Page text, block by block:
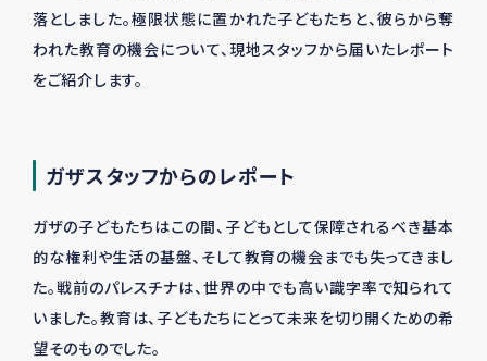
落としました。極限状態に置かれた子どもたちと、彼らから奪
われた教育の機会について、現地スタッフから届いたレポート
をご紹介します。
ガザスタッフからのレポート
ガザの子どもたちはこの間、子どもとして保障されるべき基本
的な権利や生活の基盤、そして教育の機会までも失ってきまし
た。戦前のパレスチナは、世界の中でも高い識字率で知られて
いました。教育は、子どもたちにとって未来を切り開くための希
望そのものでした。